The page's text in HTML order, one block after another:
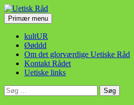
Hop
til
indhold
Uetisk Råd
SøgPrimær menu
kultUR
Øøddd
Om det glorværdige Uetiske Råd
Kontakt Rådet
Uetiske links
Søg
efter: